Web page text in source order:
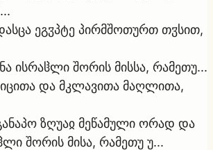
ეგჳპტე პირმშოთურთ თჳსით,
ისრაჱლი შორის მისსა, რამეთუ...
და მკლავითა მაღლითა,
ზღუაჲ მეწამული ორად და
შორის მისა, რამეთუ უ...